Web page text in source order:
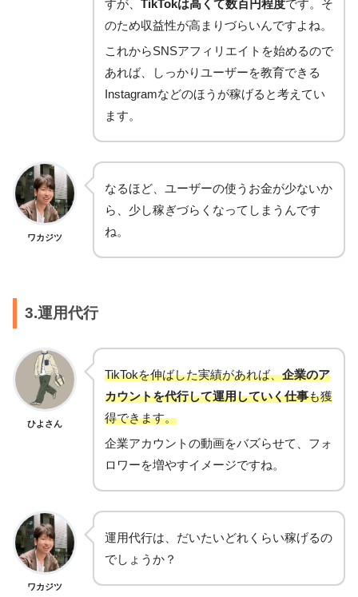
すが、 TikTokは高くて数百円程度です。そ
のため収益性が高まりづらいんですよね。
これからSNSアフィリエイトを始めるので
あれば、しっかりユーザーを教育できる
Instagramなどのほうが稼げると考えてい
ます。
ワカジツ
なるほど、ユーザーの使うお金が少ないか
ら、少し稼ぎづらくなってしまうんです
ね。
3.運用代行
ひよさん
TikTokを伸ばした実績があれば、企業のア
カウントを代行して運用していく仕事も獲
得できます。
企業アカウントの動画をバズらせて、フォ
ロワーを増やすイメージですね。
ワカジツ
運用代行は、だいたいどれくらい稼げるの
でしょうか？